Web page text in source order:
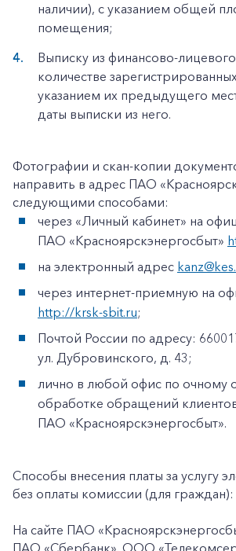
наличии), с указанием общей
помещения;
Выписку из финансово-лицевого
количестве
указанием их предыдущего
даты выписки из него.
Фотографии и скан-копии
направить в адрес ПАО
следующими способами:
через «Личный кабинет» на
ПАО «Красноярскэнергосбыт»
на электронный адрес
через интернет-приемную на
http://krsk-sbit.ru;
Почтой России по адресу:
ул. Дубровинского, д. 43;
лично в любой офис по очному
обработке обращений
ПАО «Красноярскэнергосбыт».
Способы внесения платы за услугу
без оплаты комиссии (для граждан):
На сайте ПАО
ПАО «Сбербанк», ООО